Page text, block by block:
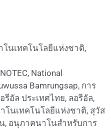
นเทคโนโลยีแห่งชาติ,
, National
Bamrungsap, การ
รีอัล ประเทศไทย, ลอรีอัล,
โนเทคโนโลยีแห่งชาติ, สุวัส
, อนุภาคนาโนสำหรับการ